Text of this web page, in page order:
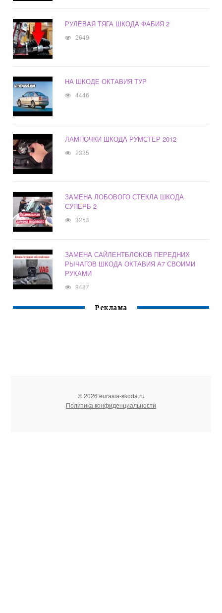
РУЛЕВАЯ ТЯГА ШКОДА ФАБИЯ 2
2649
НА ШКОДЕ ОКТАВИЯ ТУР
4446
ЛАМПОЧКИ ШКОДА РУМСТЕР 2012
2335
ЗАМЕНА ЛОБОВОГО СТЕКЛА ШКОДА
СУПЕРБ 2
3253
ЗАМЕНА САЙЛЕНТБЛОКОВ ПЕРЕДНИХ
РЫЧАГОВ ШКОДА ОКТАВИЯ А7 СВОИМИ
РУКАМИ
9487
Реклама
© 2026 eurasia-skoda.ru
Политика конфиденциальности